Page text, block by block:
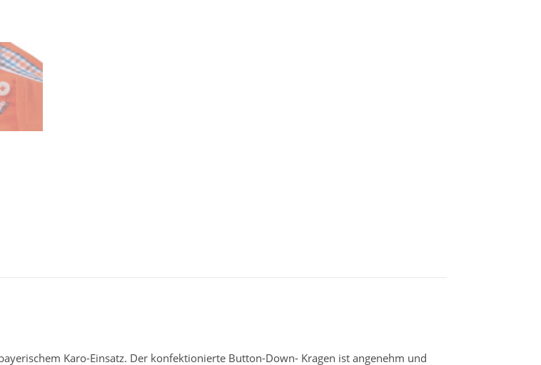
Karo-Einsatz. Der konfektionierte Button-Down- Kragen ist angenehm und